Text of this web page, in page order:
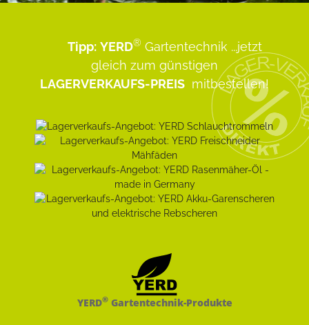
Tipp: YERD® Gartentechnik ...jetzt
gleich zum günstigen
LAGERVERKAUFS-PREIS mitbestellen!
YERD®Gartentechnik-Produkte